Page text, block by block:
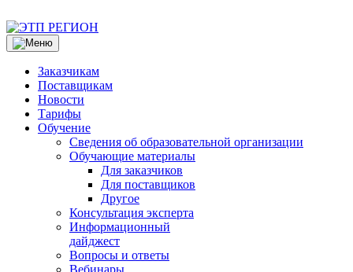
Заказчикам
Поставщикам
Новости
Тарифы
Обучение
Сведения об образовательной организации
Обучающие материалы
Для заказчиков
Для поставщиков
Другое
Консультация эксперта
Информационный
дайджест
Вопросы и ответы
Вебинары